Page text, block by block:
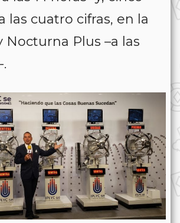
las cuatro cifras, en la
Nocturna Plus –a las